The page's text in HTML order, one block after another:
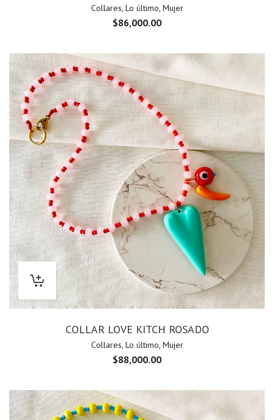
Collares, Lo último, Mujer
$86,000.00
COLLAR LOVE KITCH ROSADO
Collares, Lo último, Mujer
$88,000.00